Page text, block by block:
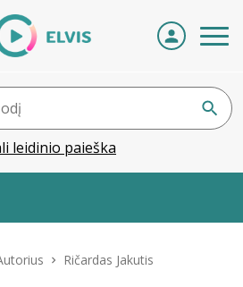
leidinio paieška
Ričardas Jakutis